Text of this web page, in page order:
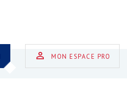
MON ESPACE PRO